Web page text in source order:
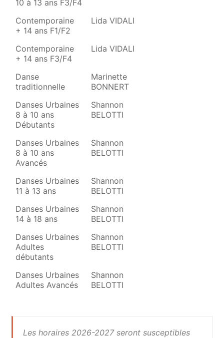
10 à 13 ans F3/F4
Contemporaine
+ 14 ans F1/F2
Lida VIDALI
Contemporaine
+ 14 ans F3/F4
Lida VIDALI
Danse
traditionnelle
Marinette
BONNERT
Danses Urbaines
8 à 10 ans
Débutants
Shannon
BELOTTI
Danses Urbaines
8 à 10 ans
Avancés
Shannon
BELOTTI
Danses Urbaines
11 à 13 ans
Shannon
BELOTTI
Danses Urbaines
14 à 18 ans
Shannon
BELOTTI
Danses Urbaines
Adultes
débutants
Shannon
BELOTTI
Danses Urbaines
Adultes Avancés
Shannon
BELOTTI
Les horaires 2026-2027 seront susceptibles